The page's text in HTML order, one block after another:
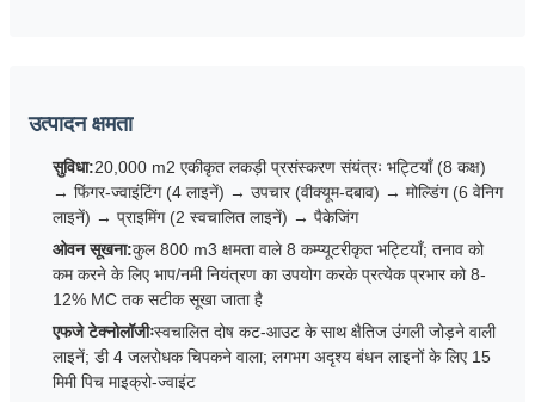
उत्पादन क्षमता
सुविधा:20,000 m2 एकीकृत लकड़ी प्रसंस्करण संयंत्रः भट्टियाँ (8 कक्ष)
→ फिंगर-ज्वाइंटिंग (4 लाइनें) → उपचार (वीक्यूम-दबाव) → मोल्डिंग (6 वेनिग
लाइनें) → प्राइमिंग (2 स्वचालित लाइनें) → पैकेजिंग
ओवन सूखना:कुल 800 m3 क्षमता वाले 8 कम्प्यूटरीकृत भट्टियाँ; तनाव को
कम करने के लिए भाप/नमी नियंत्रण का उपयोग करके प्रत्येक प्रभार को 8-
12% MC तक सटीक सूखा जाता है
एफजे टेक्नोलॉजीःस्वचालित दोष कट-आउट के साथ क्षैतिज उंगली जोड़ने वाली
लाइनें; डी 4 जलरोधक चिपकने वाला; लगभग अदृश्य बंधन लाइनों के लिए 15
मिमी पिच माइक्रो-ज्वाइंट